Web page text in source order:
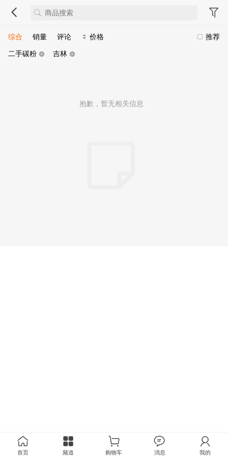
推荐
综合 销量 评论
价格
二手碳粉
吉林
抱歉，暂无相关信息
首页 频道 购物车 消息 我的